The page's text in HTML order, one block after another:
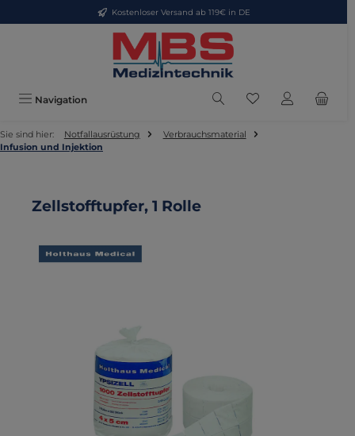
Zum Hauptinhalt springenKostenloser Versand ab 119€ in DE
Navigation Du hast 0
Sie sind hier: Notfallausrüstung
Verbrauchsmaterial
Infusion und Injektion
Zellstofftupfer, 1 Rolle